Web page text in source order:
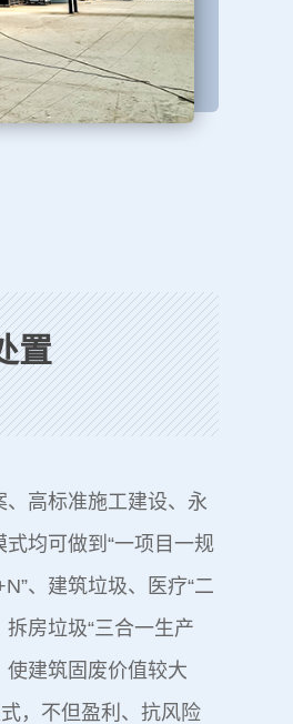
置
、高标准施工建设、永
均可做到“一项目一规
、建筑垃圾、医疗“二
房垃圾“三合一生产
使建筑固废价值较大
，不但盈利、抗风险